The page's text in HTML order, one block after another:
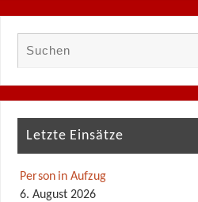
Letzte Einsätze
Person in Aufzug
6. August 2026